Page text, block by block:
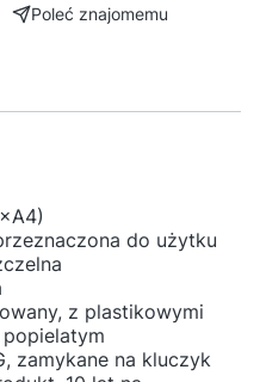
Poleć znajomemu
do użytku
z plastikowymi
zamykane na kluczyk